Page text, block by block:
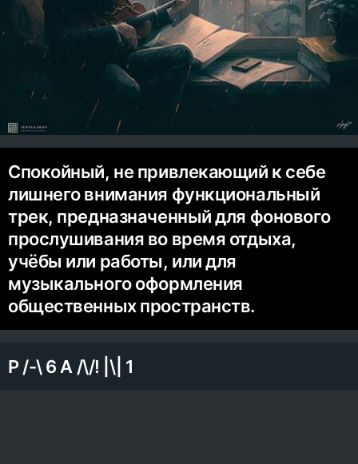
Спокойный, не привлекающий к себе
лишнего внимания функциональный
трек, предназначенный для фонового
прослушивания во время отдыха,
учёбы или работы, или для
музыкального оформления
общественных пространств.
P /​-​\ 6 A /​\​/! |​\​| 1